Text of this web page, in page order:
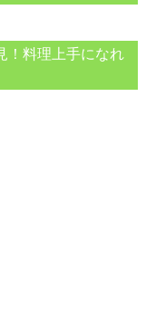
！料理上手になれ